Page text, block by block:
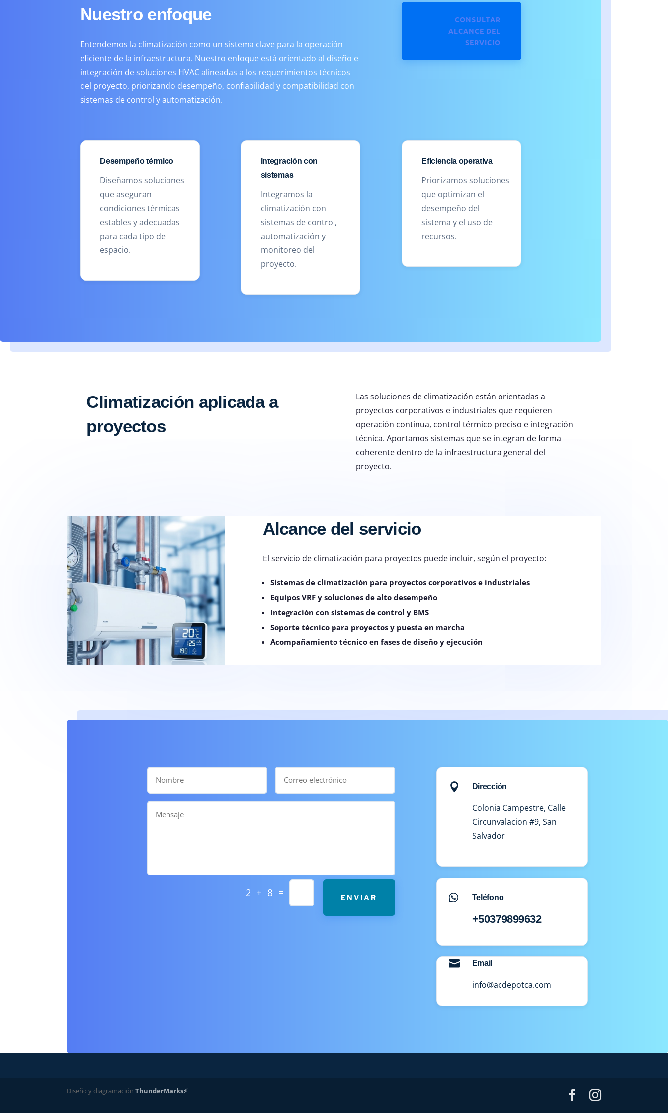
Nuestro enfoque
Entendemos la climatización como un sistema clave para la operación
eficiente de la infraestructura. Nuestro enfoque está orientado al diseño e
integración de soluciones HVAC alineadas a los requerimientos técnicos
del proyecto, priorizando desempeño, confiabilidad y compatibilidad con
sistemas de control y automatización.
CONSULTAR
ALCANCE DEL
SERVICIO
Desempeño térmico
Diseñamos soluciones
que aseguran
condiciones térmicas
estables y adecuadas
para cada tipo de
espacio.
Integración con
sistemas
Integramos la
climatización con
sistemas de control,
automatización y
monitoreo del
proyecto.
Eficiencia operativa
Priorizamos soluciones
que optimizan el
desempeño del
sistema y el uso de
recursos.
Climatización aplicada a
proyectos
Las soluciones de climatización están orientadas a
proyectos corporativos e industriales que requieren
operación continua, control térmico preciso e integración
técnica. Aportamos sistemas que se integran de forma
coherente dentro de la infraestructura general del
proyecto.
Alcance del servicio
El servicio de climatización para proyectos puede incluir, según el proyecto:
Sistemas de climatización para proyectos corporativos e industriales
Equipos VRF y soluciones de alto desempeño
Integración con sistemas de control y BMS
Soporte técnico para proyectos y puesta en marcha
Acompañamiento técnico en fases de diseño y ejecución
2 + 8 = ENVIAR
 Dirección
Colonia Campestre, Calle
Circunvalacion #9, San
Salvador
 Teléfono
+50379899632
 Email
info@acdepotca.com
Diseño y diagramaciónThunderMarks⚡